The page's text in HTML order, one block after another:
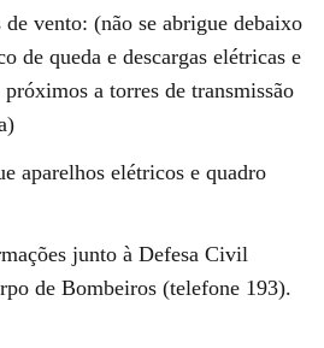
de vento: (não se abrigue debaixo
de queda e descargas elétricas e
a torres de transmissão
aparelhos elétricos e quadro
junto à Defesa Civil
de Bombeiros (telefone 193).